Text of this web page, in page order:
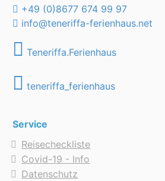
+49 (0)8677 674 99 97
info@teneriffa-ferienhaus.net
Teneriffa.Ferienhaus
teneriffa_ferienhaus
Service
Reisecheckliste
Covid-19 - Info
Datenschutz